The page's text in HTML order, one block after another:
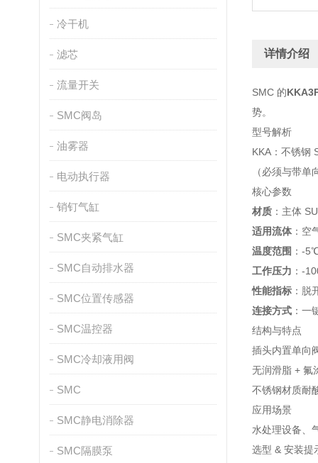
冷干机
滤芯
流量开关
SMC阀岛
油雾器
电动执行器
销钉气缸
SMC夹紧气缸
SMC自动排水器
SMC位置传感器
SMC温控器
SMC冷却液用阀
SMC
SMC静电消除器
SMC隔膜泵
详情介绍
SMC 的
势。
型号解析
KKA：不锈钢
（必须与带
核心参数
材质 ：主体
适用流体：空
温度范围 ：-
工作压力 ：-
性能指标 ：脱
连接方式 ：一
结构与特点
插头内置单向
无润滑脂 + 氟
不锈钢材质耐
应用场景
水处理设备、
选型 & 安装提